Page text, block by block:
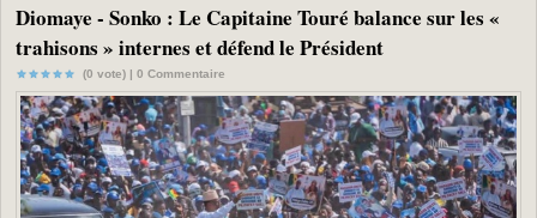
Diomaye - Sonko : Le Capitaine Touré balance sur les «
trahisons » internes et défend le Président
(0 vote) | 0 Commentaire